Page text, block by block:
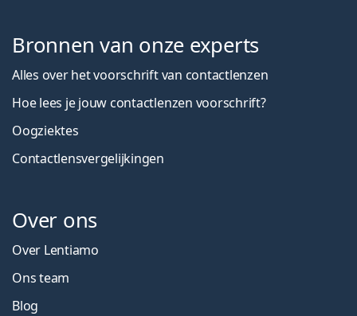
Bronnen van onze experts
Alles over het voorschrift van contactlenzen
Hoe lees je jouw contactlenzen voorschrift?
Oogziektes
Contactlensvergelijkingen
Over ons
Over Lentiamo
Ons team
Blog